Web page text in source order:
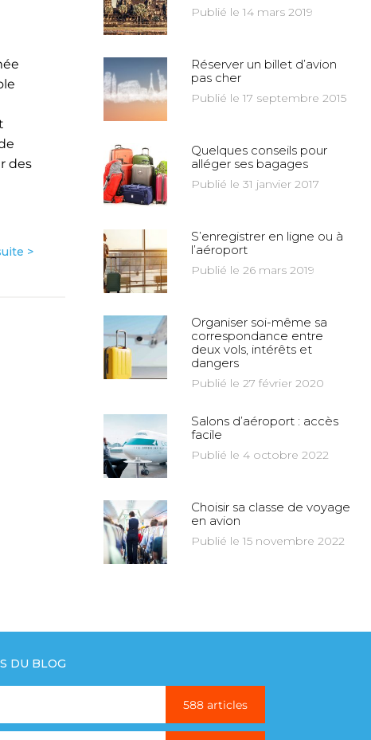
des
>
Publié le 14 mars 2019
Réserver un billet d’avion
pas cher
Publié le 17 septembre 2015
Quelques conseils pour
alléger ses bagages
Publié le 31 janvier 2017
S’enregistrer en ligne ou à
l’aéroport
Publié le 26 mars 2019
Organiser soi-même sa
correspondance entre
deux vols, intérêts et
dangers
Publié le 27 février 2020
Salons d’aéroport : accès
facile
Publié le 4 octobre 2022
Choisir sa classe de voyage
en avion
Publié le 15 novembre 2022
DU BLOG
588 articles